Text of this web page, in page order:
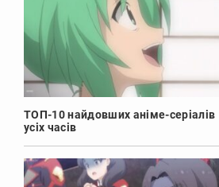
ТОП-10 найдовших аніме-серіалів
усіх часів